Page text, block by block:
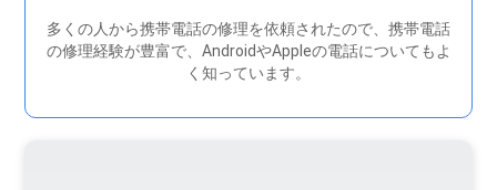
多くの人から携帯電話の修理を依頼されたので、携帯電話
の修理経験が豊富で、AndroidやAppleの電話についてもよ
く知っています。